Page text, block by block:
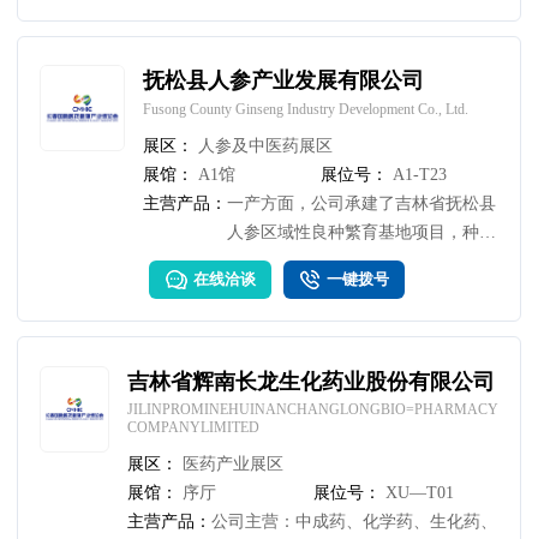
红参神经酸闪释粉、蓝莓红参胶原蛋
司创立了"忆参乡"品牌，搭建了线上
电商平台，通过直播带货等新模式拓
展市场。
抚松县人参产业发展有限公司
Fusong County Ginseng Industry Development Co., Ltd.
展区：
人参及中医药展区
展馆：
A1馆 展位号：
A1-T23
主营产品：一产方面，公司承建了吉林省抚松县
人参区域性良种繁育基地项目，种植
规模达190公顷。 在二产方面，公司
紧跟市场趋势，推出了人参闪释粉、
红参神经酸闪释粉、蓝莓红参胶原蛋
司创立了"忆参乡"品牌，搭建了线上
电商平台，通过直播带货等新模式拓
展市场。
在线洽谈 一键拨号
吉林省辉南长龙生化药业股份有限公司
JILINPROMINEHUINANCHANGLONGBIO=PHARMACY
COMPANYLIMITED
展区：
医药产业展区
展馆：
序厅 展位号：
XU—T01
主营产品：公司主营：中成药、化学药、生化药、